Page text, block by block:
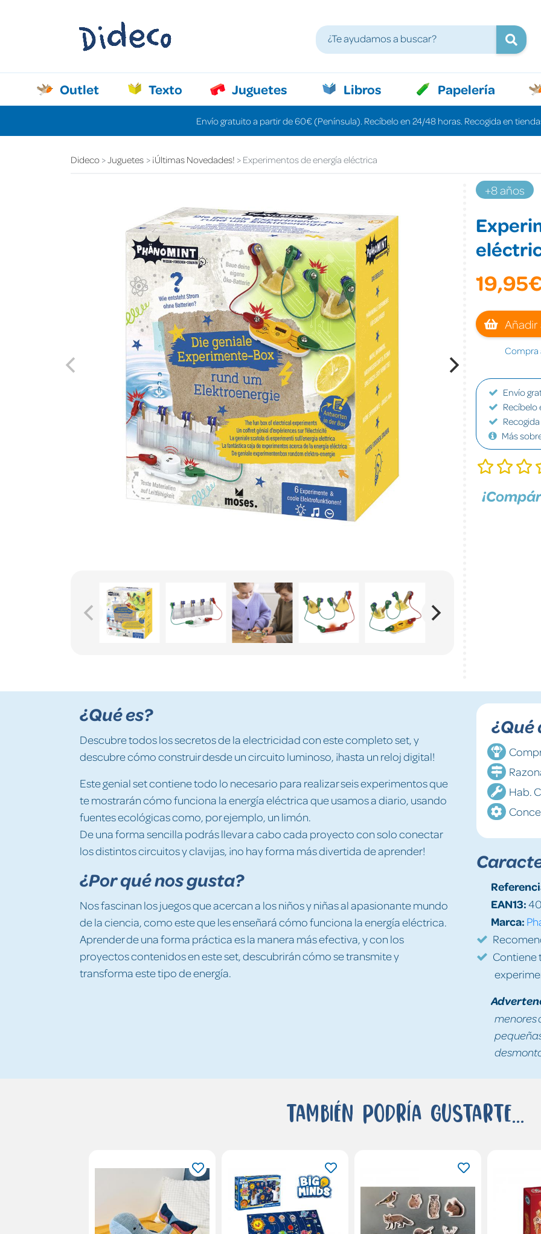
Outlet Texto Juguetes Libros Papelería
Envío gratuito a partir de 60€ (Península). Recíbelo en 24/48 horas. Recogida en
Dideco Juguetes ¡Últimas Novedades! Experimentos de energía eléctrica
+8 años
19,95€
Añadir
Compra
Envío
Recíbelo
Más
¿Qué es?
Descubre todos los secretos de la electricidad con este completo set, y
descubre cómo construir desde un circuito luminoso, ¡hasta un reloj digital!
Este genial set contiene todo lo necesario para realizar seis experimentos que
te mostrarán cómo funciona la energía eléctrica que usamos a diario, usando
fuentes ecológicas como, por ejemplo, un limón.
De una forma sencilla podrás llevar a cabo cada proyecto con solo conectar
los distintos circuitos y clavijas, ¡no hay forma más divertida de aprender!
¿Por qué nos gusta?
Nos fascinan los juegos que acercan a los niños y niñas al apasionante mundo
de la ciencia, como este que les enseñará cómo funciona la energía eléctrica.
Aprender de una forma práctica es la manera más efectiva, y con los
proyectos contenidos en este set, descubrirán cómo se transmite y
transforma este tipo de energía.
¿Qué
Hab.
EAN13:
Marca:
Contiene
menores
También podría gustarte...